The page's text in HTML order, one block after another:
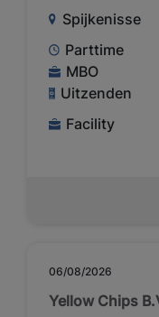
Spijkenisse
Parttime
MBO
Uitzenden
Facility
06/08/2026
Yellow Chips